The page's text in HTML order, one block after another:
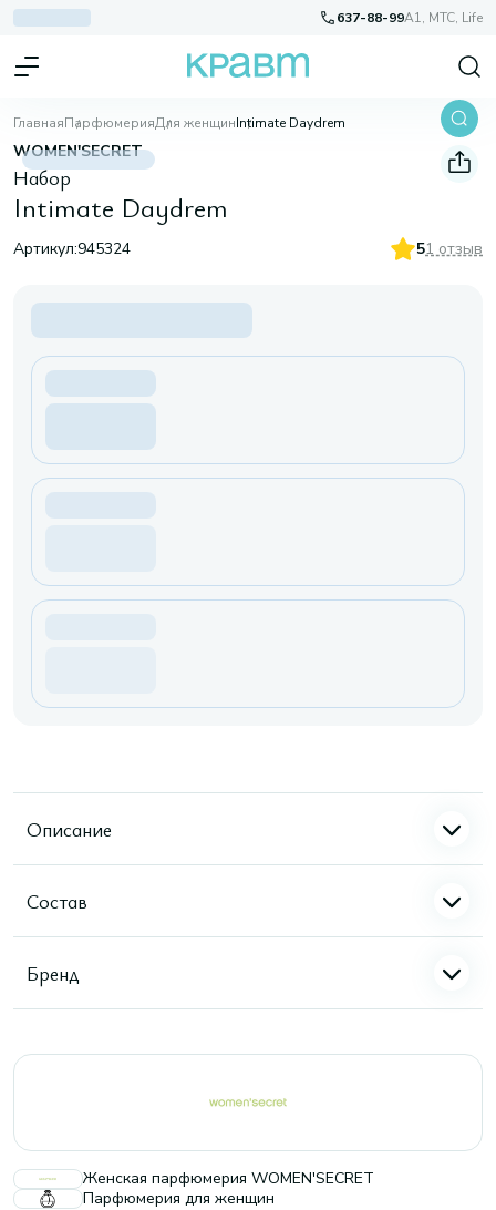
637-88-99A1, МТС, Life
ГлавнаяПарфюмерияДля женщинIntimate Daydrem
WOMEN'SECRET
Набор
Intimate Daydrem
Артикул:945324 51 отзыв
Описание
Состав
Бренд
Женская парфюмерия WOMEN'SECRET
Парфюмерия для женщин